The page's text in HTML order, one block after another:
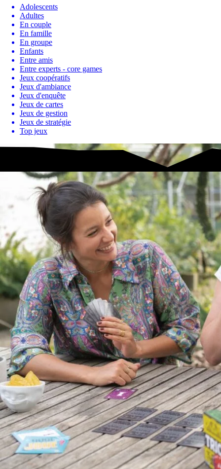
Adolescents
Adultes
En couple
En famille
En groupe
Enfants
Entre amis
Entre experts - core games
Jeux coopératifs
Jeux d'ambiance
Jeux d'enquête
Jeux de cartes
Jeux de gestion
Jeux de stratégie
Top jeux